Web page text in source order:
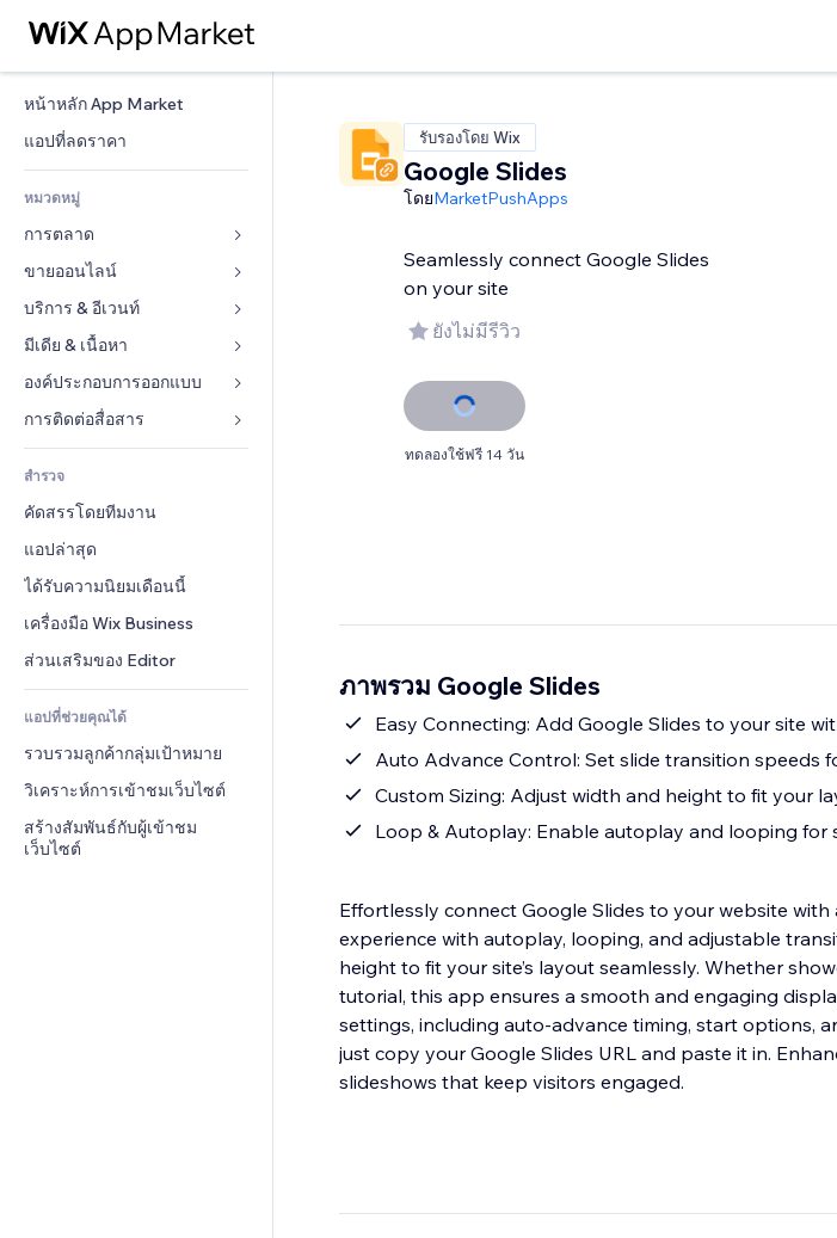
หน้าหลัก App Market
แอปที่ลดราคา
หมวดหมู่
การตลาด
โฆษณา
โทรศัพท์มือถือ
บทวิเคราะห์
โซเชียล
ทำอันดับเว็บไซต์
อีเมล
ขายออนไลน์
แอปสำหรับร้านค้า
การจัดส่ง & ส่งมอบสินค้า
ปุ่มการจำหน่าย
คอร์สออนไลน์
บัญชี
คูปอง & ความภักดีในแบรนด์
โซลูชันคลังสินค้า
การดรอปชิป
(Crowdfunding)
อาหาร & เครื่องดื่ม
บริการ & อีเวนท์
โรงแรม
อีเวนท์
ร้านอาหาร
อสังหาริมทรัพย์
การจอง
มีเดีย & เนื้อหา
แกลเลอรี
เพลง
พอดแคสต์
การถ่ายภาพ
วิดีโอ
PDF
การแชร์ไฟล์
ข่าว
องค์ประกอบการออกแบบ
แผนที่  & การนำทาง
ส่วนบุคคล & ความปลอดภัย
นาฬิกา
เทมเพลตเพจ
เอฟเฟกต์รูปภาพ
ปุ่ม & เมนู
แบนเนอร์ & สัญลักษณ์
เครื่องคำนวน
ค้นหา
อากาศ
แผนภูมิ & ตาราง
แบบฟอร์ม
แบบสำรวจ
แชต
หมายเหตุ
โทรศัพท์
ชุมชน
รีวิว & การรับรอง
CRM
สำรวจ
คัดสรรโดยทีมงาน
แอปล่าสุด
ได้รับความนิยมเดือนนี้
เครื่องมือ Wix Business
ส่วนเสริมของ Editor
แอปที่ช่วยคุณได้
รวบรวมลูกค้ากลุ่มเป้าหมาย
วิเคราะห์การเข้าชมเว็บไซต์
สร้างสัมพันธ์กับผู้เข้าชม
เว็บไซต์
รับรองโดย Wix
Google Slides
โดยMarketPushApps
Seamlessly connect Google Slides
on your site
ยังไม่มีรีวิว
ทดลองใช้ฟรี 14 วัน
ภาพรวม Google Slides
Easy Connecting: Add Google Slides to your site
Auto Advance Control: Set slide transition speeds
Custom Sizing: Adjust width and height to fit your
Loop & Autoplay: Enable autoplay and looping for
Effortlessly connect Google Slides to your website
experience with autoplay, looping, and adjustable
height to fit your site’s layout seamlessly. Whether
tutorial, this app ensures a smooth and engaging
settings, including auto-advance timing, start options,
just copy your Google Slides URL and paste it in.
slideshows that keep visitors engaged.